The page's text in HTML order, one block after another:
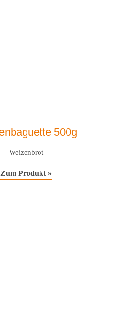
500g
Weizenbrot
Zum Produkt »